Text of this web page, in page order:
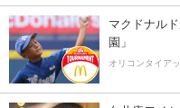
マクドナル
園」
オリコンタイア